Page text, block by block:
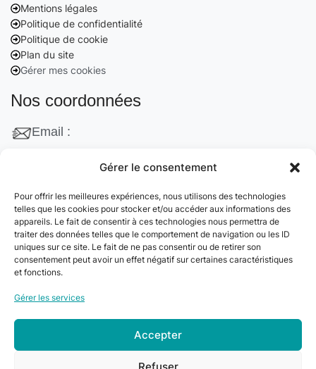
Gérer le consentement
Pour offrir les meilleures expériences, nous utilisons des technologies
telles que les cookies pour stocker et/ou accéder aux informations des
appareils. Le fait de consentir à ces technologies nous permettra de
traiter des données telles que le comportement de navigation ou les ID
uniques sur ce site. Le fait de ne pas consentir ou de retirer son
consentement peut avoir un effet négatif sur certaines caractéristiques
et fonctions.
Gérer les services
Accepter
Refuser
Mentions légales
Politique de confidentialité
Politique de cookie
Plan du site
Gérer mes cookies
Nos coordonnées
Email :
132 Rue Edouard Vaillant, 95870 Bezons, France
Téléphone :
+33 06 22 09 56 53
+33 06 24 78 76 77
Clean&Go. Tous droits réservés –